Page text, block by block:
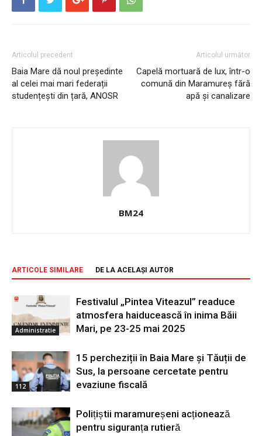
Articolul precedent
Baia Mare dă noul președinte
al celei mai mari federații
studențești din țară, ANOSR
Articolul următor
Capelă mortuară de lux, într-o
comună din Maramureș fără
apă și canalizare
BM24
ARTICOLE SIMILARE DE LA ACELAȘI AUTOR
Administratie
Festivalul „Pintea Viteazul” readuce
atmosfera haiducească în inima Băii
Mari, pe 23-25 mai 2025
112
15 percheziții în Baia Mare și Tăuții de
Sus, la persoane cercetate pentru
evaziune fiscală
Polițiștii maramureșeni acționează
pentru siguranța rutieră